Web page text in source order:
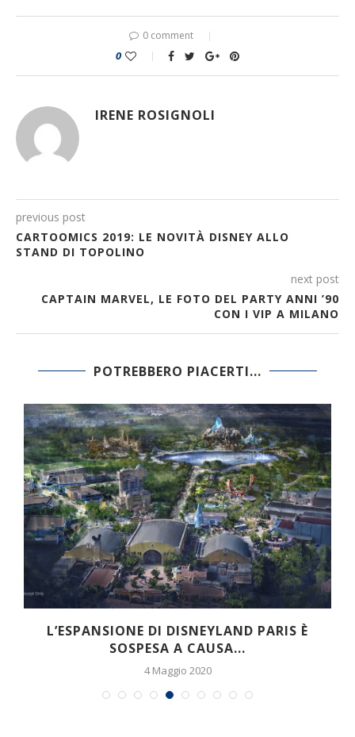
0 comment
0
IRENE ROSIGNOLI
previous post
CARTOOMICS 2019: LE NOVITÀ DISNEY ALLO
STAND DI TOPOLINO
next post
CAPTAIN MARVEL, LE FOTO DEL PARTY ANNI ’90
CON I VIP A MILANO
POTREBBERO PIACERTI...
L’ESPANSIONE DI DISNEYLAND PARIS È
SOSPESA A CAUSA...
4 Maggio 2020